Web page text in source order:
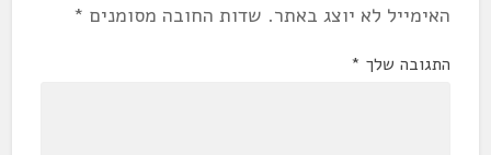
האימייל לא יוצג באתר. שדות החובה מסומנים *
התגובה שלך *